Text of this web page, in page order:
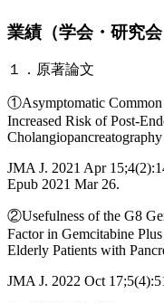
業績（学会・研究
１．原著論文
①Asymptomatic Common
Increased Risk of Post-
JMA J. 2021 Apr
Epub 2021 Mar 26.
②Usefulness of the G8
Factor in Gemcitabine
Elderly Patients with
JMA J. 2022 Oct